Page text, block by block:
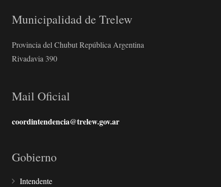
Municipalidad de Trelew
Provincia del Chubut República Argentina
Rivadavia 390
Mail Oficial
coordintendencia@trelew.gov.ar
Gobierno
Intendente